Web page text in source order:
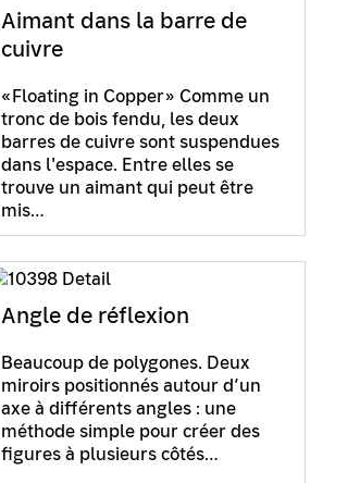
Aimant dans la barre de
cuivre
«Floating in Copper» Comme un
tronc de bois fendu, les deux
barres de cuivre sont suspendues
dans l'espace. Entre elles se
trouve un aimant qui peut être
mis…
Angle de réflexion
Beaucoup de polygones. Deux
miroirs positionnés autour d’un
axe à différents angles : une
méthode simple pour créer des
figures à plusieurs côtés…